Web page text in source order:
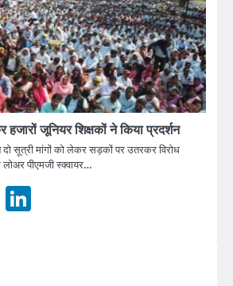
हजारों जूनियर शिक्षकों ने किया प्रदर्शन
दो सूत्री मांगों को लेकर सड़कों पर उतरकर विरोध
पीएमजी स्क्वायर…
Telegram